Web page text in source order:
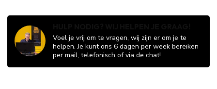
Voel je vrij om te vragen, wij zijn er om je te
helpen. Je kunt ons 6 dagen per week bereiken
per mail, telefonisch of via de chat!